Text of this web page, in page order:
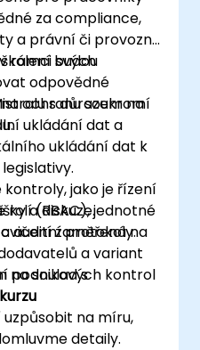
za compliance,
a právní či provozní
rámci svých
odpovědné
s důrazem na
ukládání dat a
budou
ochranu soukromí
ukládání dat k
jako je řízení
rolí (RBAC), jednotné
auditní protokoly.
a variant
na soulad s
a diskuze.
zaměřená na
podnikových kontrol
na míru,
detaily.